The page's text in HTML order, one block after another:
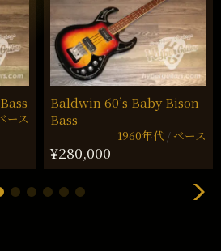
ース
Baldwin 60’s Baby Bison
Bass
1960年代 ベース
¥280,000